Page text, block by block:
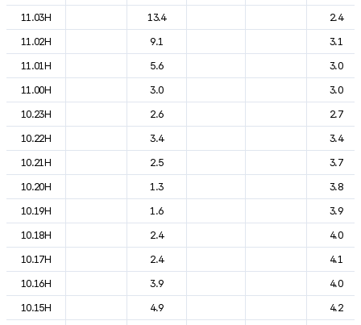
11.03H
13.4
2.4
11.02H
9.1
3.1
11.01H
5.6
3.0
11.00H
3.0
3.0
10.23H
2.6
2.7
10.22H
3.4
3.4
10.21H
2.5
3.7
10.20H
1.3
3.8
10.19H
1.6
3.9
10.18H
2.4
4.0
10.17H
2.4
4.1
10.16H
3.9
4.0
10.15H
4.9
4.2